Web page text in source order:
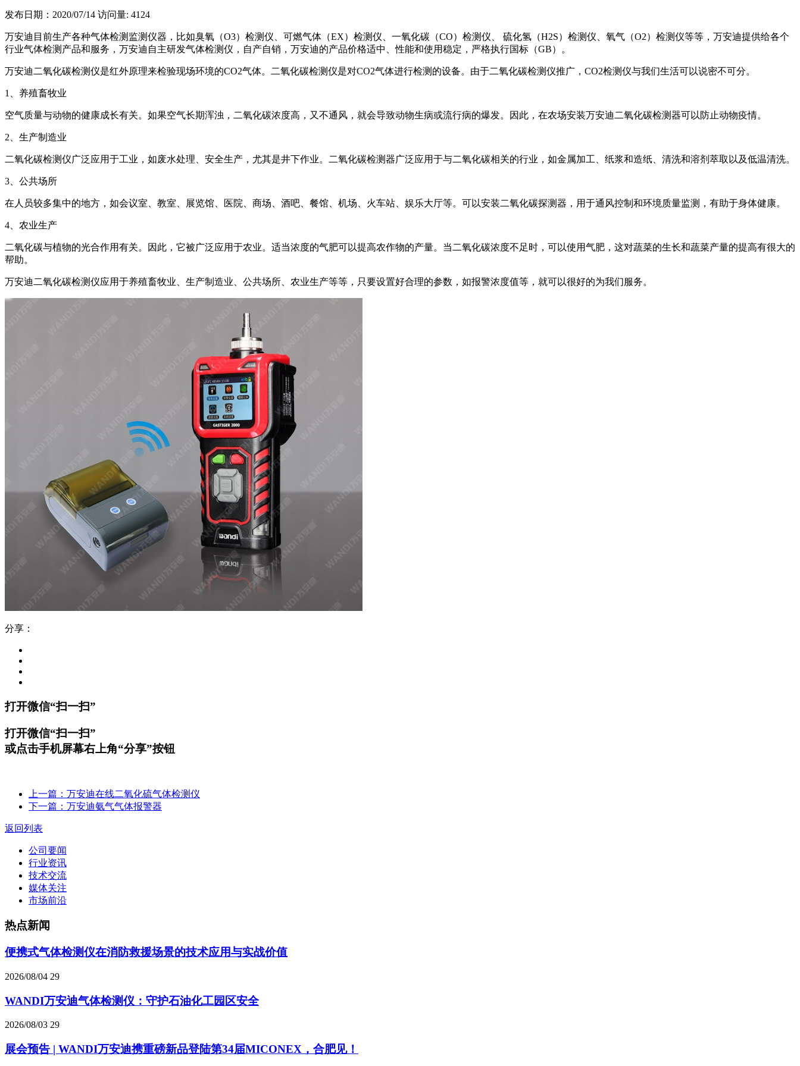
发布日期：2020/07/14 访问量: 4124
万安迪目前生产各种气体检测监测仪器，比如臭氧（O3）检测仪、可燃气体（EX）检测仪、一氧化碳（CO）检测仪、 硫化氢（H2S）检测仪、氧气（O2）检测仪等等，万安迪提供给各个
行业气体检测产品和服务，万安迪自主研发气体检测仪，自产自销，万安迪的产品价格适中、性能和使用稳定，严格执行国标（GB）。
万安迪二氧化碳检测仪是红外原理来检验现场环境的CO2气体。二氧化碳检测仪是对CO2气体进行检测的设备。由于二氧化碳检测仪推广，CO2检测仪与我们生活可以说密不可分。
1、养殖畜牧业
空气质量与动物的健康成长有关。如果空气长期浑浊，二氧化碳浓度高，又不通风，就会导致动物生病或流行病的爆发。因此，在农场安装万安迪二氧化碳检测器可以防止动物疫情。
2、生产制造业
二氧化碳检测仪广泛应用于工业，如废水处理、安全生产，尤其是井下作业。二氧化碳检测器广泛应用于与二氧化碳相关的行业，如金属加工、纸浆和造纸、清洗和溶剂萃取以及低温清洗。
3、公共场所
在人员较多集中的地方，如会议室、教室、展览馆、医院、商场、酒吧、餐馆、机场、火车站、娱乐大厅等。可以安装二氧化碳探测器，用于通风控制和环境质量监测，有助于身体健康。
4、农业生产
二氧化碳与植物的光合作用有关。因此，它被广泛应用于农业。适当浓度的气肥可以提高农作物的产量。当二氧化碳浓度不足时，可以使用气肥，这对蔬菜的生长和蔬菜产量的提高有很大的
帮助。
万安迪二氧化碳检测仪应用于养殖畜牧业、生产制造业、公共场所、农业生产等等，只要设置好合理的参数，如报警浓度值等，就可以很好的为我们服务。
分享：
打开微信“扫一扫”
打开微信“扫一扫”
或点击手机屏幕右上角“分享”按钮
上一篇：万安迪在线二氧化硫气体检测仪
下一篇：万安迪氨气气体报警器
返回列表
公司要闻
行业资讯
技术交流
媒体关注
市场前沿
热点新闻
便携式气体检测仪在消防救援场景的技术应用与实战价值
2026/08/04 29
WANDI万安迪气体检测仪：守护石油化工园区安全
2026/08/03 29
展会预告 | WANDI万安迪携重磅新品登陆第34届MICONEX，合肥见！